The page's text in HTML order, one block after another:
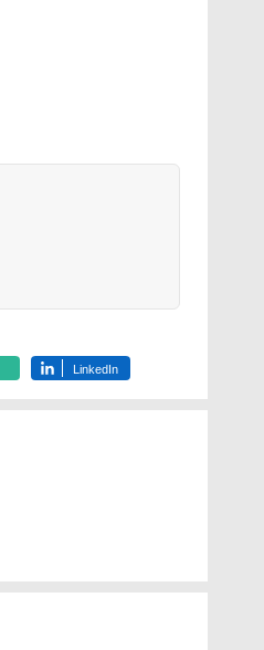
LinkedIn